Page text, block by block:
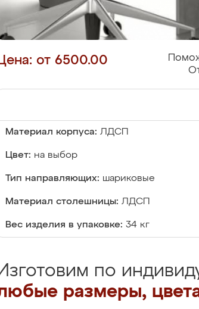
от 6500.00
Материал корпуса: ЛДСП
Цвет: на выбор
Тип направляющих: шариковые
Материал столешницы: ЛДСП
Вес изделия в упаковке: 34 кг
по
размеры,